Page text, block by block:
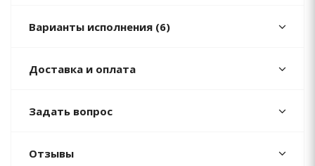
Варианты исполнения (6)
Доставка и оплата
Задать вопрос
Отзывы